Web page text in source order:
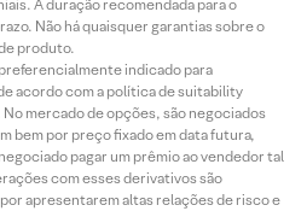
A duração recomendada para o
Não há quaisquer garantias sobre o
produto.
indicado para
acordo com a política de suitability
mercado de opções, são negociados
bem por preço fixado em data futura,
pagar um prêmio ao vendedor tal
com esses derivativos são
apresentarem altas relações de risco e